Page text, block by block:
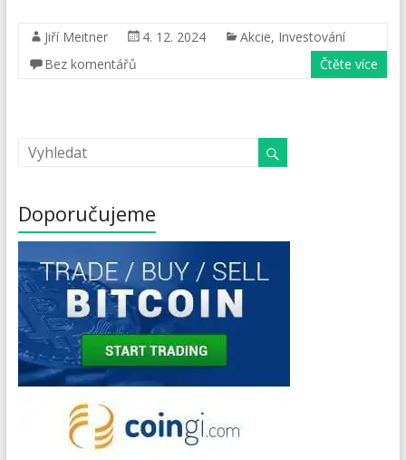
Jiří Meitner 4. 12. 2024 Akcie, Investování
Bez komentářů
Čtěte více
Doporučujeme